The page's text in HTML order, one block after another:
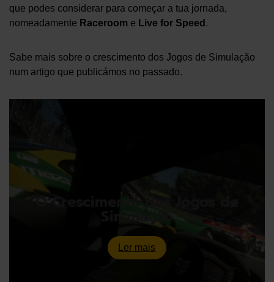
que podes considerar para começar a tua jornada,
nomeadamente Raceroom e Live for Speed .
Sabe mais sobre o crescimento dos Jogos de Simulação
num artigo que publicámos no passado.
O Crescimento dos Jogos de
Simulação
Ler mais